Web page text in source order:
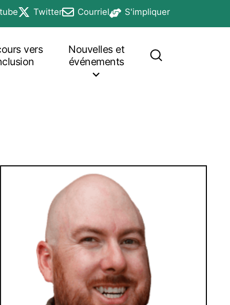
a new tabTwitter
opens in a new tab
Courriel
opens in a new tabS'impliquer
opens in a new tab
vers
Nouvelles et
événements